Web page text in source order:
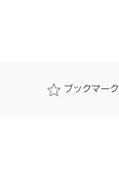
ブックマーク